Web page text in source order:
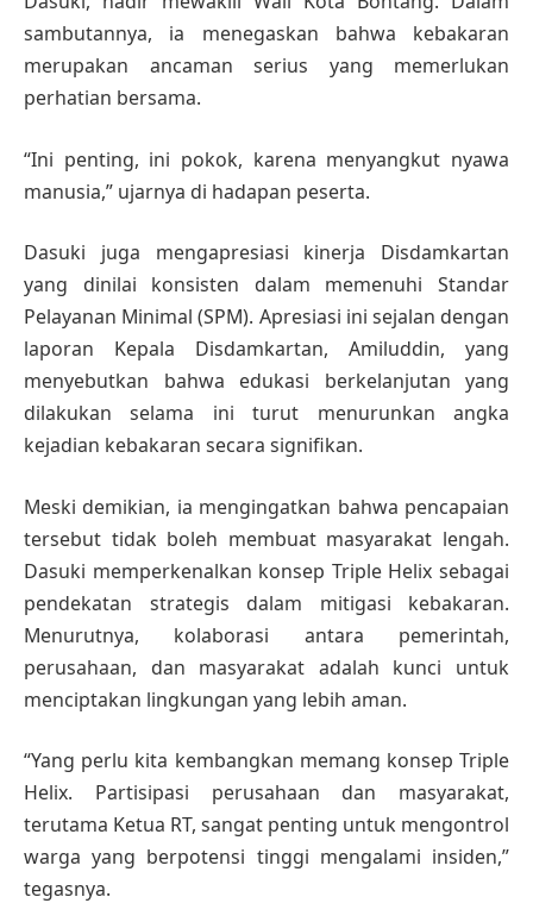
sambutannya, ia menegaskan bahwa kebakaran
merupakan ancaman serius yang memerlukan
perhatian bersama.
“Ini penting, ini pokok, karena menyangkut nyawa
manusia,” ujarnya di hadapan peserta.
Dasuki juga mengapresiasi kinerja Disdamkartan
yang dinilai konsisten dalam memenuhi Standar
Pelayanan Minimal (SPM). Apresiasi ini sejalan dengan
laporan Kepala Disdamkartan, Amiluddin, yang
menyebutkan bahwa edukasi berkelanjutan yang
dilakukan selama ini turut menurunkan angka
kejadian kebakaran secara signifikan.
Meski demikian, ia mengingatkan bahwa pencapaian
tersebut tidak boleh membuat masyarakat lengah.
Dasuki memperkenalkan konsep Triple Helix sebagai
pendekatan strategis dalam mitigasi kebakaran.
Menurutnya, kolaborasi antara pemerintah,
perusahaan, dan masyarakat adalah kunci untuk
menciptakan lingkungan yang lebih aman.
“Yang perlu kita kembangkan memang konsep Triple
Helix. Partisipasi perusahaan dan masyarakat,
terutama Ketua RT, sangat penting untuk mengontrol
warga yang berpotensi tinggi mengalami insiden,”
tegasnya.